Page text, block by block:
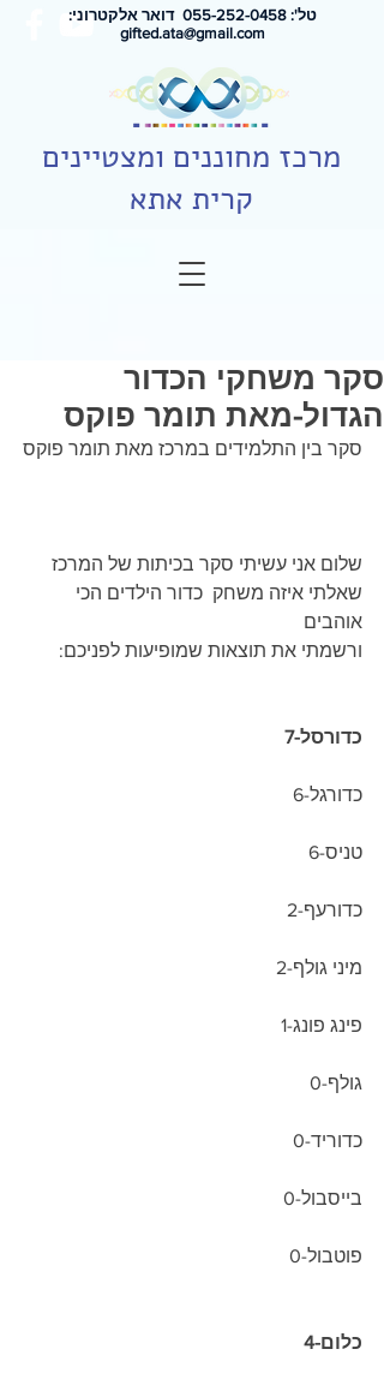
טל': 0 55-252-0458
דואר אלקטרוני:
gifted.ata@gmail.com
מרכז מחוננים ומצטיינים
קרית אתא
סקר משחקי הכדור
הגדול-מאת תומר פוקס
סקר בין התלמידים במרכז מאת תומר פוקס
שלום אני עשיתי סקר בכיתות של המרכז
שאלתי איזה משחק  כדור הילדים הכי
אוהבים
ורשמתי את תוצאות שמופיעות לפניכם:
כדורסל-7
כדורגל-6
טניס-6
כדורעף-2
מיני גולף-2
פינג פונג-1
גולף-0
כדוריד-0
בייסבול-0
פוטבול-0
כלום-4